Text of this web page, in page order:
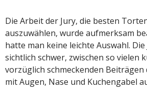
Die Arbeit der Jury, die besten
auszuwählen, wurde aufmerksam
hatte man keine leichte Auswahl.
sichtlich schwer, zwischen so vielen
vorzüglich schmeckenden Beiträgen
mit Augen, Nase und Kuchengabel